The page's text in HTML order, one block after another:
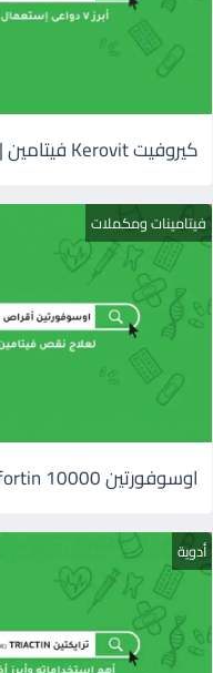
كيروفيت Kerovit فيتامين | أبرز 7 دواعى إستعمال له
فيتامينات ومكملات
اوسوفورتين 10000 Ossofortin | فيتامين د أقراص
أدوية